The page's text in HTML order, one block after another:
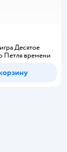
Десятое
Петля времени